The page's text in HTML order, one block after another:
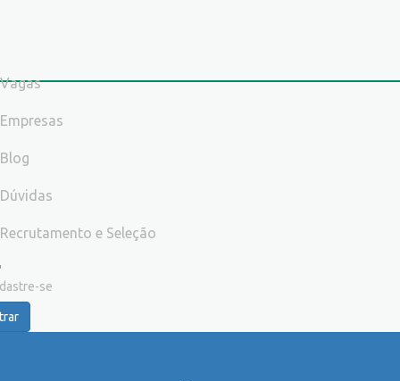
Vagas
Empresas
Blog
Dúvidas
Recrutamento e Seleção
se